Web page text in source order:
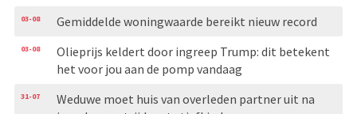
03-08 Gemiddelde woningwaarde bereikt nieuw record
03-08
Olieprijs keldert door ingreep Trump: dit betekent
het voor jou aan de pomp vandaag
31-07
Weduwe moet huis van overleden partner uit na